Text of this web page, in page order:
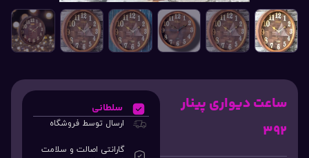
ساعت دیواری پینار
۳۹۲
سلطانی
ارسال توسط فروشگاه
گارانتی اصالت و سلامت